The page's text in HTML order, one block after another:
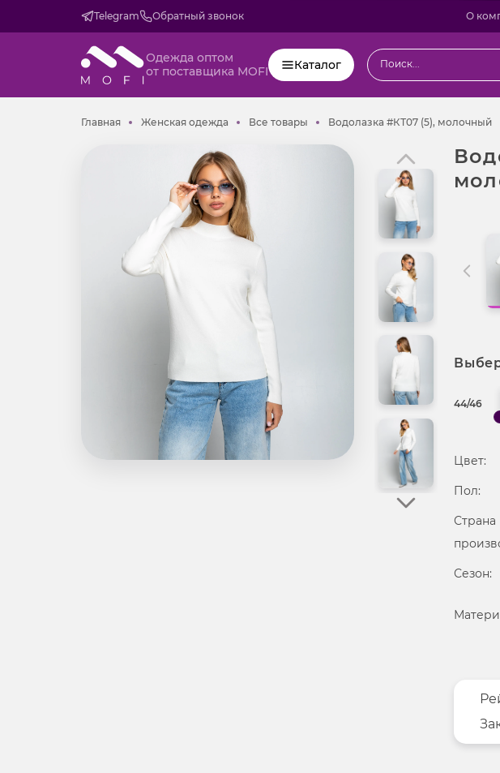
Telegram Обратный звонок О
Одежда оптом
от поставщика MOFI
Каталог
ГлавнаяГлавнаяЖенская одежда Женская одежда
Все товары Все товары
Водолазка #КТ07 (5), молочный
44/46
Цвет:
Пол:
Страна
Сезон:
Длина